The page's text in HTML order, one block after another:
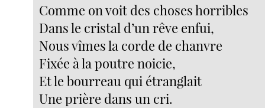
Comme on voit des choses horribles
Dans le cristal d’un rêve enfui,
Nous vîmes la corde de chanvre
Fixée à la poutre noicie,
Et le bourreau qui étranglait
Une prière dans un cri.